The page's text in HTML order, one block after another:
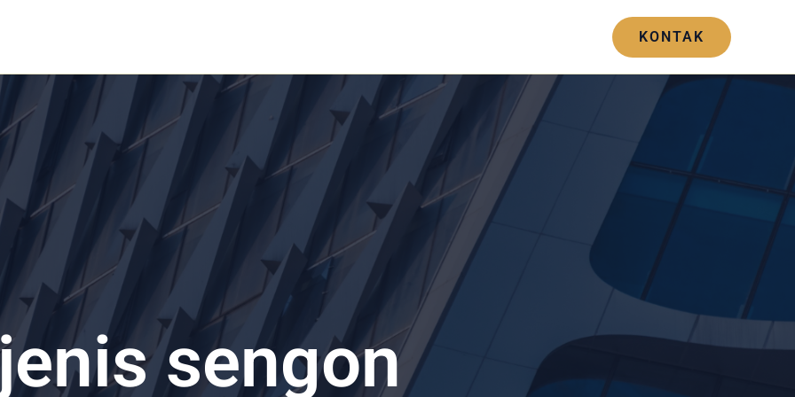
KONTAK
sengon